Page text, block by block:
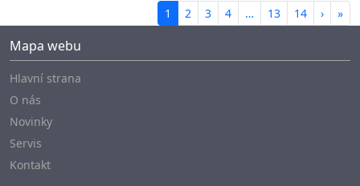
1 2 3 4 … 13 14 › »
Mapa webu
Hlavní strana
O nás
Novinky
Servis
Kontakt